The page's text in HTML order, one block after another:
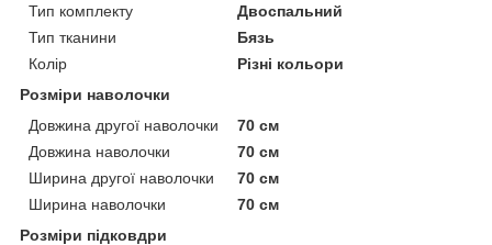
Тип комплекту
Двоспальний
Тип тканини
Бязь
Колір
Різні кольори
Розміри наволочки
Довжина другої наволочки
70 см
Довжина наволочки
70 см
Ширина другої наволочки
70 см
Ширина наволочки
70 см
Розміри підковдри